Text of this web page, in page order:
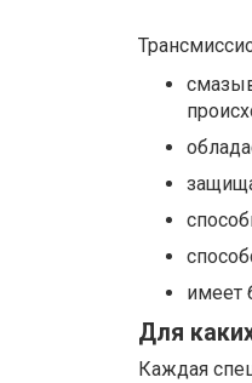
имеет
Для
Каждая